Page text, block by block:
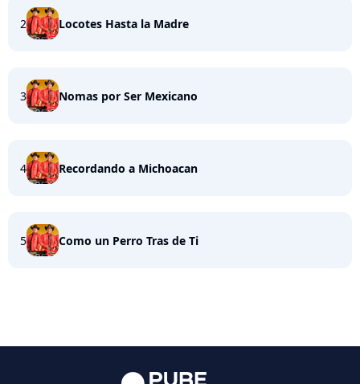
2 Locotes Hasta la Madre
3 Nomas por Ser Mexicano
4 Recordando a Michoacan
5 Como un Perro Tras de Ti